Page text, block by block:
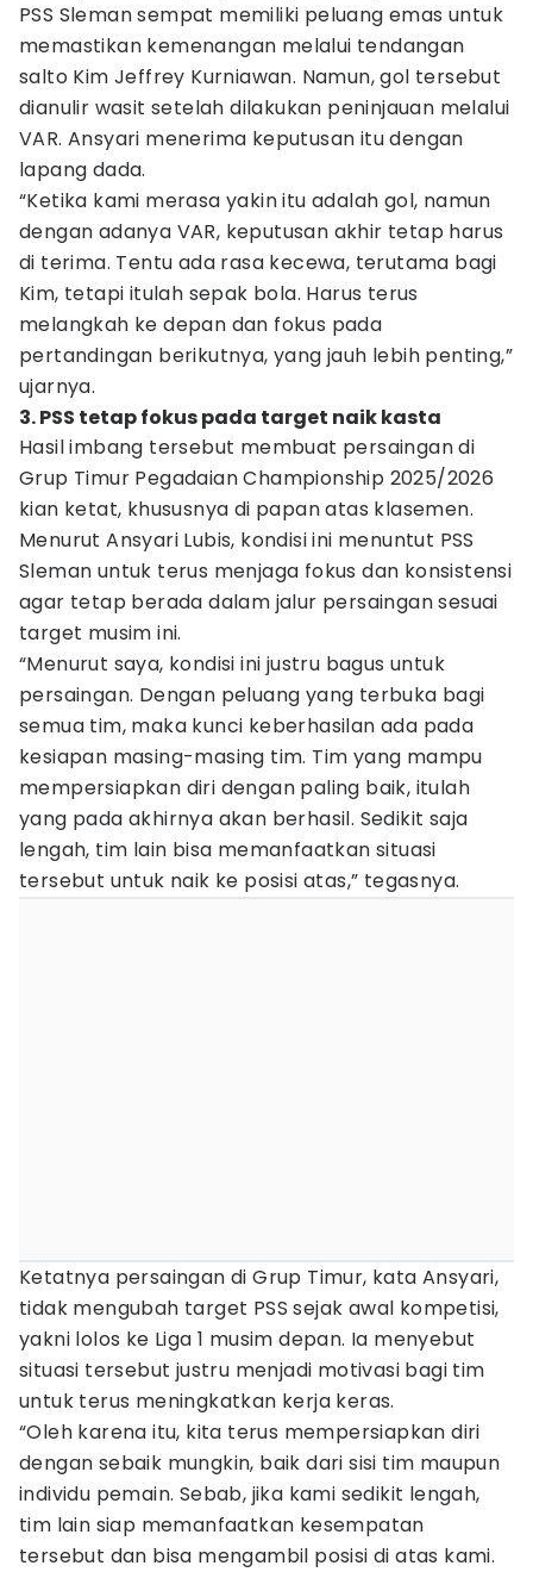
PSS Sleman sempat memiliki peluang emas untuk
memastikan kemenangan melalui tendangan
salto Kim Jeffrey Kurniawan. Namun, gol tersebut
dianulir wasit setelah dilakukan peninjauan melalui
VAR. Ansyari menerima keputusan itu dengan
lapang dada.
“Ketika kami merasa yakin itu adalah gol, namun
dengan adanya VAR, keputusan akhir tetap harus
di terima. Tentu ada rasa kecewa, terutama bagi
Kim, tetapi itulah sepak bola. Harus terus
melangkah ke depan dan fokus pada
pertandingan berikutnya, yang jauh lebih penting,”
ujarnya.
3. PSS tetap fokus pada target naik kasta
Hasil imbang tersebut membuat persaingan di
Grup Timur Pegadaian Championship 2025/2026
kian ketat, khususnya di papan atas klasemen.
Menurut Ansyari Lubis, kondisi ini menuntut PSS
Sleman untuk terus menjaga fokus dan konsistensi
agar tetap berada dalam jalur persaingan sesuai
target musim ini.
“Menurut saya, kondisi ini justru bagus untuk
persaingan. Dengan peluang yang terbuka bagi
semua tim, maka kunci keberhasilan ada pada
kesiapan masing-masing tim. Tim yang mampu
mempersiapkan diri dengan paling baik, itulah
yang pada akhirnya akan berhasil. Sedikit saja
lengah, tim lain bisa memanfaatkan situasi
tersebut untuk naik ke posisi atas,” tegasnya.
Ketatnya persaingan di Grup Timur, kata Ansyari,
tidak mengubah target PSS sejak awal kompetisi,
yakni lolos ke Liga 1 musim depan. Ia menyebut
situasi tersebut justru menjadi motivasi bagi tim
untuk terus meningkatkan kerja keras.
“Oleh karena itu, kita terus mempersiapkan diri
dengan sebaik mungkin, baik dari sisi tim maupun
individu pemain. Sebab, jika kami sedikit lengah,
tim lain siap memanfaatkan kesempatan
tersebut dan bisa mengambil posisi di atas kami.